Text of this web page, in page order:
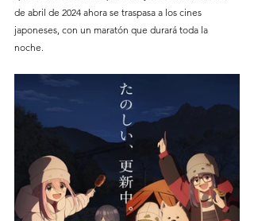
de abril de 2024 ahora se traspasa a los cines
japoneses, con un maratón que durará toda la
noche.